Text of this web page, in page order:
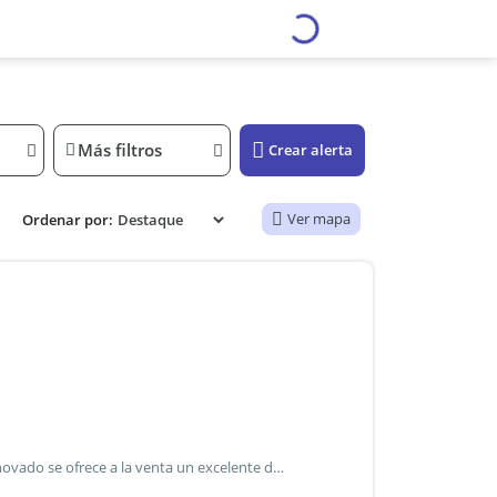
Más filtros Crear alerta
Ordenar por: Ver mapa
Excelente departamento de 2 ambientes – totalmente renovado se ofrece a la venta un excelente departamento de 2 ambientes, ubicado sobre avenida san martín, a tan solo 5 cuadras de la estación de ramos mejía, en una zona con excelente conectividad y cercanía a comercios, servicios y medios de transporte. La propiedad cuenta con una cómoda cocina-comedor integrada, diseñada para aprovechar al máximo cada espacio. Dispone de un baño completo y un dormitorio de buenas dimensiones. La unidad se encuentra totalmente renovada, lista para habitar, destacándose por su excelente luminosidad natural y su muy buen estado general de conservación. Características destacadas * departamento de 2 ambientes. * Cocina-comedor integrada. * Dormitorio cómodo y funcional. * Baño completo. * Totalmente renovado. * Muy luminoso. * Excelente estado general. Ubicación * sobre avenida san martín. * A 5 cuadras de la estación de ramos mejía. * Cercano a comercios, centros educativos, servicios y múltiples líneas de transporte. Una excelente oportunidad tanto para vivienda propia como para inversión, en una ubicación estratégica y con acceso a todos los servicios.